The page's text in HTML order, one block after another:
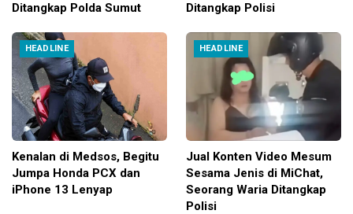
Ditangkap Polda Sumut
Ditangkap Polisi
HEADLINE
Kenalan di Medsos, Begitu
Jumpa Honda PCX dan
iPhone 13 Lenyap
HEADLINE
Jual Konten Video Mesum
Sesama Jenis di MiChat,
Seorang Waria Ditangkap
Polisi